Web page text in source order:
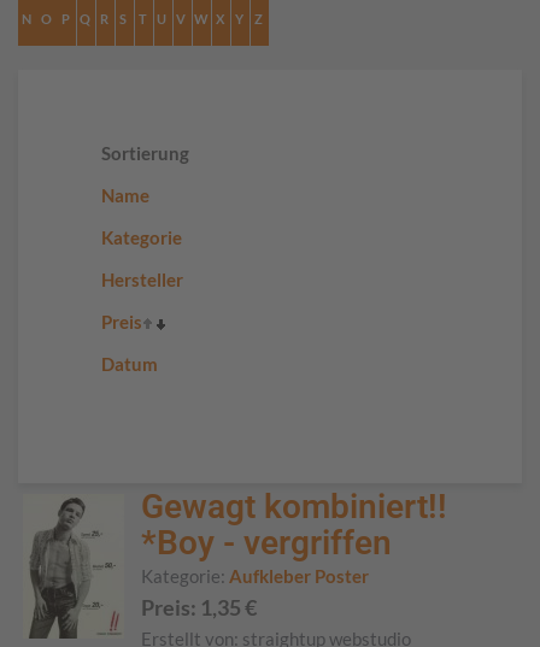
N O P Q R S T U V W X Y Z
Sortierung
Name
Kategorie
Hersteller
Preis
Datum
Gewagt kombiniert!!
*Boy - vergriffen
Kategorie: Aufkleber Poster
Preis: 1,35€
Erstellt von: straightup webstudio